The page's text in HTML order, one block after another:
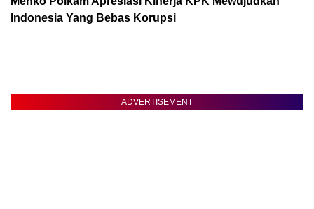
Indonesia Yang Bebas Korupsi
ADVERTISEMENT